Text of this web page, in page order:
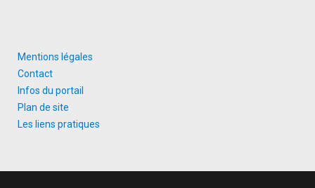
Mentions légales
Contact
Infos du portail
Plan de site
Les liens pratiques